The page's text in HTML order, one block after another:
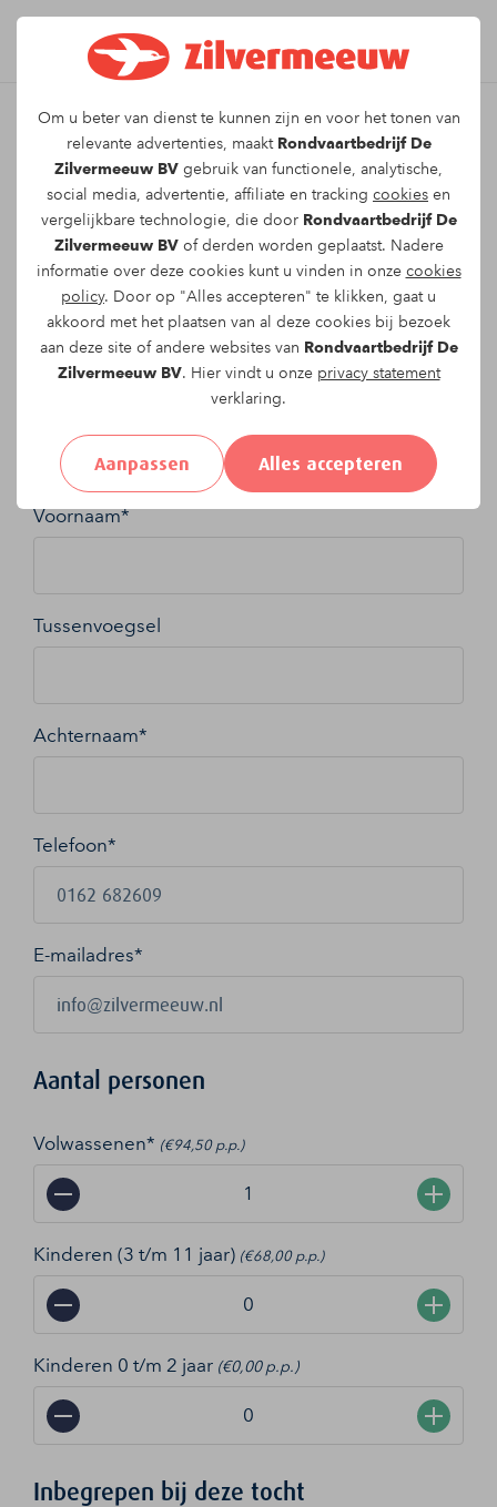
Om u beter van dienst te kunnen zijn en voor het tonen van
relevante advertenties, maakt Rondvaartbedrijf De
Zilvermeeuw BV gebruik van functionele, analytische,
social media, advertentie, affiliate en tracking cookies en
vergelijkbare technologie, die door Rondvaartbedrijf De
Zilvermeeuw BVof derden worden geplaatst. Nadere
informatie over deze cookies kunt u vinden in onze cookies
policy. Door op "Alles accepteren" te klikken, gaat u
akkoord met het plaatsen van al deze cookies bij bezoek
aan deze site of andere websites van Rondvaartbedrijf De
Zilvermeeuw BV. Hier vindt u onze privacy statement
verklaring.
Aanpassen Alles accepteren
Leuk dat u kiest voor dit
arrangement!
Om te reserveren voor de Dagtocht vanuit
Antwerpen naar de Biesbosch
vaartocht op
donderdag 23-07-2026om09:00vragen wij u
onderstaand formulier in te vullen.
Aanhef: Heer Mevrouw Anders
Voornaam*
Tussenvoegsel
Achternaam*
Telefoon*
E-mailadres*
Aantal personen
Volwassenen* (€94,50 p.p.)
− +
Kinderen (3 t/m 11 jaar) (€68,00 p.p.)
− +
Kinderen 0 t/m 2 jaar (€0,00 p.p.)
− +
Inbegrepen bij deze tocht